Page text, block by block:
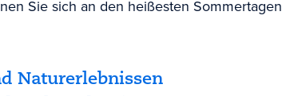
Sie sich an den heißesten Sommertagen
Naturerlebnissen